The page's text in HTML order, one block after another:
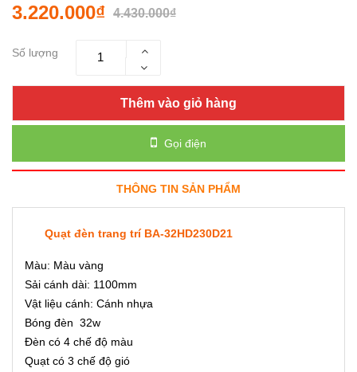
3.220.000₫ 4.430.000₫
Số lượng
Thêm vào giỏ hàng
Gọi điện
THÔNG TIN SẢN PHẨM
Quạt đèn trang trí BA-32HD230D21
Màu: Màu vàng
Sải cánh dài: 1100mm
Vật liệu cánh: Cánh nhựa
Bóng đèn 32w
Đèn có 4 chế độ màu
Quạt có 3 chế độ gió